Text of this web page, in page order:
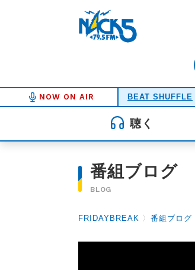
NOW ON AIR BEAT SHUFFLE
聴く
番組ブログ
BLOG
FRIDAYBREAK 〉 番組ブログ